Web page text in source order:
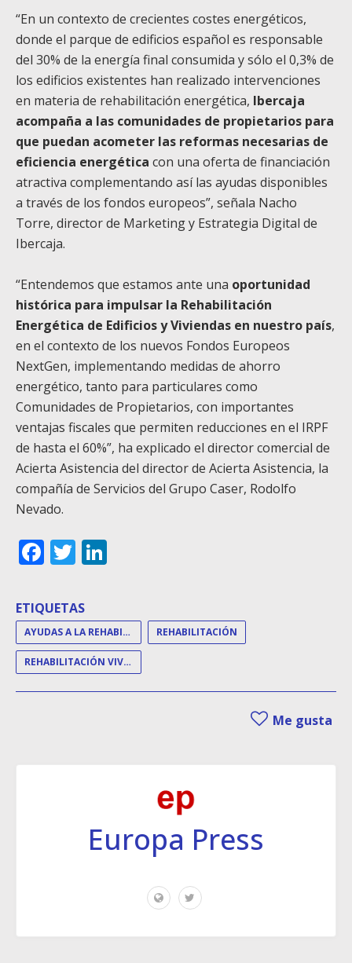
“En un contexto de crecientes costes energéticos,
donde el parque de edificios español es responsable
del 30% de la energía final consumida y sólo el 0,3% de
los edificios existentes han realizado intervenciones
en materia de rehabilitación energética, Ibercaja
acompaña a las comunidades de propietarios para
que puedan acometer las reformas necesarias de
eficiencia energética con una oferta de financiación
atractiva complementando así las ayudas disponibles
a través de los fondos europeos”, señala Nacho
Torre, director de Marketing y Estrategia Digital de
Ibercaja.
“Entendemos que estamos ante una oportunidad
histórica para impulsar la Rehabilitación
Energética de Edificios y Viviendas en nuestro país,
en el contexto de los nuevos Fondos Europeos
NextGen, implementando medidas de ahorro
energético, tanto para particulares como
Comunidades de Propietarios, con importantes
ventajas fiscales que permiten reducciones en el IRPF
de hasta el 60%”, ha explicado el director comercial de
Acierta Asistencia del director de Acierta Asistencia, la
compañía de Servicios del Grupo Caser, Rodolfo
Nevado.
Facebook
Twitter
ETIQUETAS
AYUDAS A LA REHABILITACIÓN REHABILITACIÓN
REHABILITACIÓN VIVIENDAS
Me gusta
Europa Press